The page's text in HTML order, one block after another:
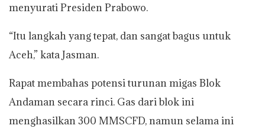
menyurati Presiden Prabowo.
“Itu langkah yang tepat, dan sangat bagus untuk
Aceh,” kata Jasman.
Rapat membahas potensi turunan migas Blok
Andaman secara rinci. Gas dari blok ini
menghasilkan 300 MMSCFD, namun selama ini